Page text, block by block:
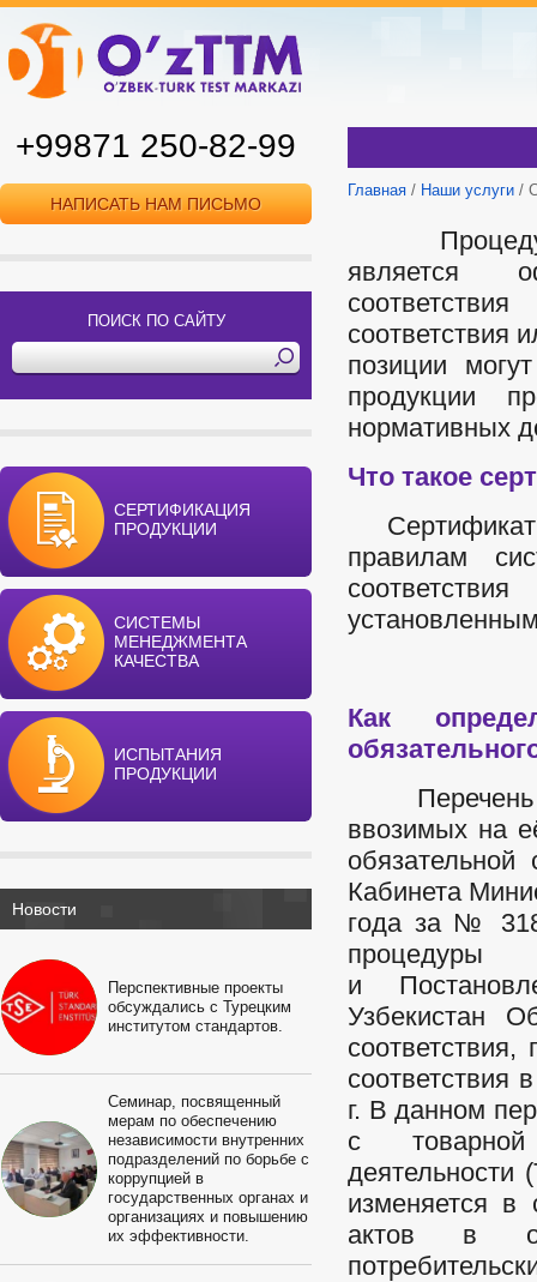
+99871 250-82-99
НАПИСАТЬ НАМ ПИСЬМО
ПОИСК ПО САЙТУ
СЕРТИФИКАЦИЯ
ПРОДУКЦИИ
СИСТЕМЫ
МЕНЕДЖМЕНТА
КАЧЕСТВА
ИСПЫТАНИЯ
ПРОДУКЦИИ
Новости
Перспективные проекты
обсуждались с Турецким
институтом стандартов.
Семинар, посвященный
мерам по обеспечению
независимости внутренних
подразделений по борьбе с
коррупцией в
государственных органах и
организациях и повышению
их эффективности.
Главная / Наши услуги /
Процедура
является
соответствия
позиции
продукции
нормативных
Что такое
Сертификат
правилам
Как
Перечень
ввозимых на
Кабинета
года за №
и
Узбекистан
соответствия
г. В данном
с товарной
деятельности
изменяется в
актов в